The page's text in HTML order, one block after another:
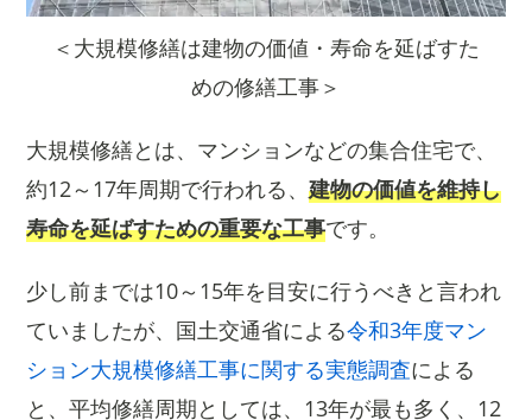
＜大規模修繕は建物の価値・寿命を延ばすた
めの修繕工事＞
大規模修繕とは、マンションなどの集合住宅で、
約12～17年周期で行われる、 建物の価値を維持し
寿命を延ばすための重要な工事です。
少し前までは10～15年を目安に行うべきと言われ
ていましたが、国土交通省による令和3年度マン
ション大規模修繕工事に関する実態調査による
と、平均修繕周期としては、13年が最も多く、12